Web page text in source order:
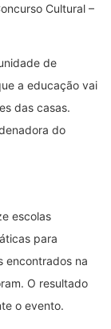
Cultural –
de
a educação vai
das casas.
do
escolas
para
encontrados na
O resultado
o evento.